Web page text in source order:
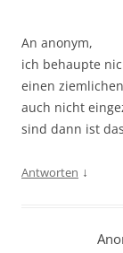
An anonym,
ich behaupte
einen
auch nicht
sind dann ist
Antworten ↓